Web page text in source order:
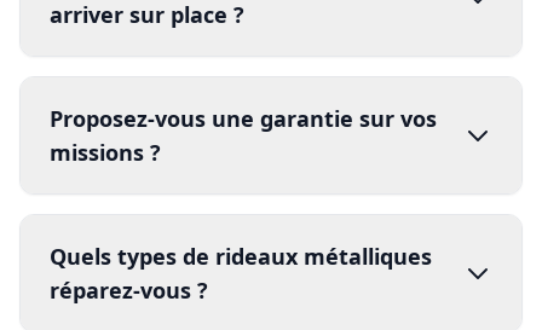
arriver sur place ?
Proposez-vous une garantie sur vos
missions ?
garantie
Quels types de rideaux métalliques
réparez-vous ?